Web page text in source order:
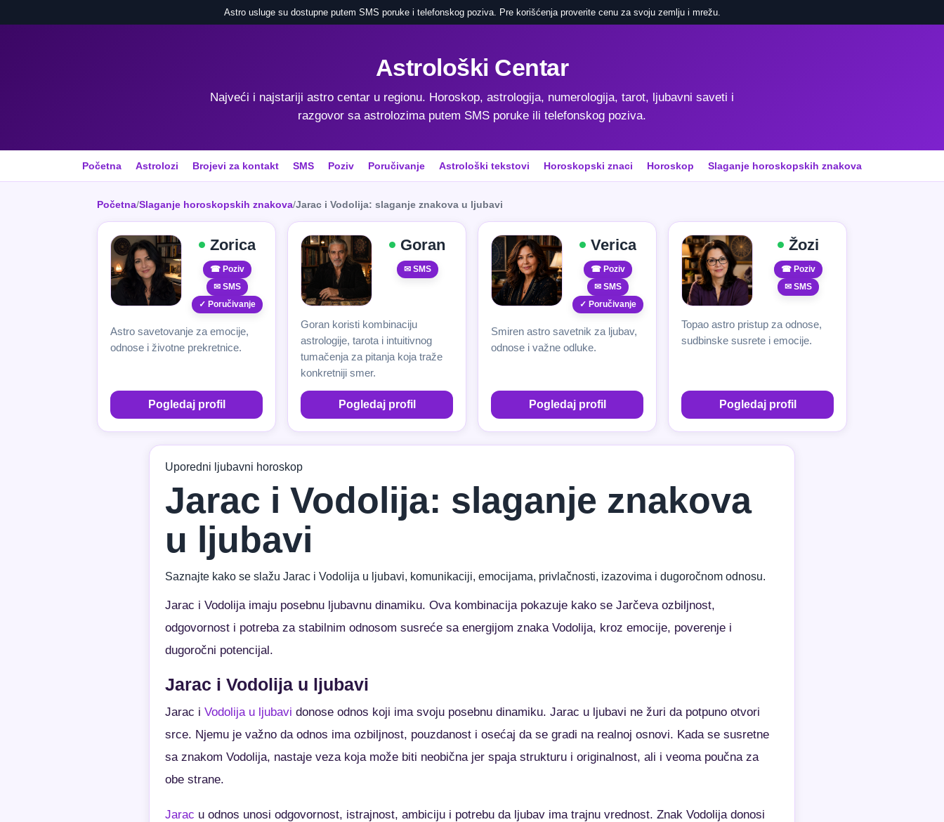
Astro usluge su dostupne putem SMS poruke i telefonskog poziva. Pre korišćenja proverite cenu za svoju zemlju i mrežu.
Astrološki Centar
Najveći i najstariji astro centar u regionu. Horoskop, astrologija, numerologija, tarot, ljubavni saveti i
razgovor sa astrolozima putem SMS poruke ili telefonskog poziva.
Početna Astrolozi Brojevi za kontakt SMS Poziv Poručivanje Astrološki tekstovi Horoskopski znaci Horoskop Slaganje horoskopskih znakova
Početna/Slaganje horoskopskih znakova/Jarac i Vodolija: slaganje znakova u ljubavi
Zorica
☎ Poziv
✉ SMS
✓ Poručivanje
Astro savetovanje za emocije,
odnose i životne prekretnice.
Pogledaj profil
Goran
✉ SMS
Goran koristi kombinaciju
astrologije, tarota i intuitivnog
tumačenja za pitanja koja traže
konkretniji smer.
Pogledaj profil
Verica
☎ Poziv
✉ SMS
✓ Poručivanje
Smiren astro savetnik za ljubav,
odnose i važne odluke.
Pogledaj profil
Žozi
☎ Poziv
✉ SMS
Topao astro pristup za odnose,
sudbinske susrete i emocije.
Pogledaj profil
Uporedni ljubavni horoskop
Jarac i Vodolija: slaganje znakova
u ljubavi
Saznajte kako se slažu Jarac i Vodolija u ljubavi, komunikaciji, emocijama, privlačnosti, izazovima i dugoročnom odnosu.
Jarac i Vodolija imaju posebnu ljubavnu dinamiku. Ova kombinacija pokazuje kako se Jarčeva ozbiljnost,
odgovornost i potreba za stabilnim odnosom susreće sa energijom znaka Vodolija, kroz emocije, poverenje i
dugoročni potencijal.
Jarac i Vodolija u ljubavi
Jarac i Vodolija u ljubavi donose odnos koji ima svoju posebnu dinamiku. Jarac u ljubavi ne žuri da potpuno otvori
srce. Njemu je važno da odnos ima ozbiljnost, pouzdanost i osećaj da se gradi na realnoj osnovi. Kada se susretne
sa znakom Vodolija, nastaje veza koja može biti neobična jer spaja strukturu i originalnost, ali i veoma poučna za
obe strane.
Jarac u odnos unosi odgovornost, istrajnost, ambiciju i potrebu da ljubav ima trajnu vrednost. Znak Vodolija donosi